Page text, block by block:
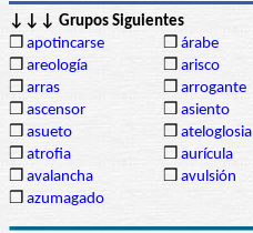
↓↓↓ Grupos Siguientes
❒ apotincarse ❒ árabe
❒ areología ❒ arisco
❒ arras ❒ arrogante
❒ ascensor ❒ asiento
❒ asueto ❒ ateloglosia
❒ atrofia ❒ aurícula
❒ avalancha ❒ avulsión
❒ azumagado